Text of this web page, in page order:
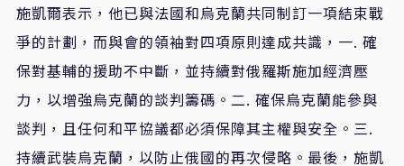
施凱爾表示，他已與法國和烏克蘭共同制訂一項結束戰
爭的計劃，而與會的領袖對四項原則達成共識，一. 確
保對基輔的援助不中斷，並持續對俄羅斯施加經濟壓
力，以增強烏克蘭的談判籌碼。二. 確保烏克蘭能參與
談判，且任何和平協議都必須保障其主權與安全。三.
持續武裝烏克蘭，以防止俄國的再次侵略。最後，施凱